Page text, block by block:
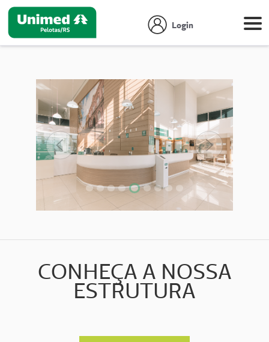
Login
Focar slide
Focar slide
Focar slide
Focar slide
Focar slide
Focar slide
Focar slide
Focar slide
Focar slide
Anterior Próximo
CONHEÇA A NOSSA
ESTRUTURA